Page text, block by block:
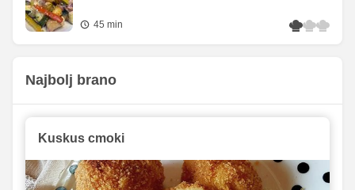
45 min
Najbolj brano
Kuskus cmoki